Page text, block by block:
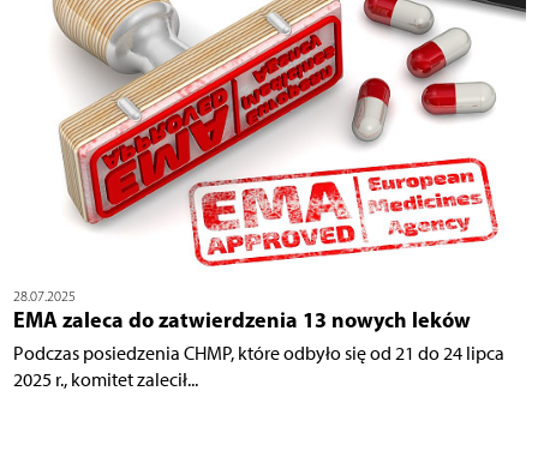
28.07.2025
EMA zaleca do zatwierdzenia 13 nowych leków
Podczas posiedzenia CHMP, które odbyło się od 21 do 24 lipca
2025 r., komitet zalecił...